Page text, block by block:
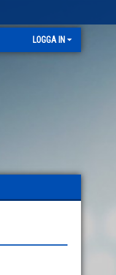
LOGGA IN